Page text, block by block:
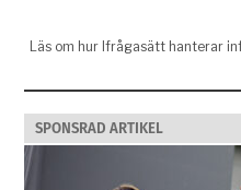
SPONSRAD ARTIKEL